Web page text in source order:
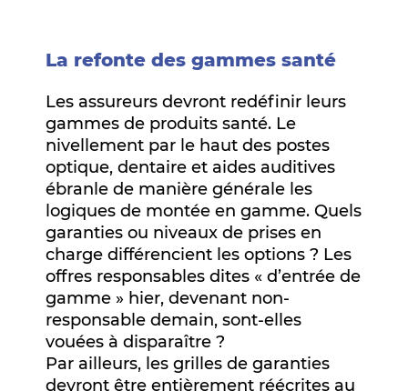
La refonte des gammes santé
Les assureurs devront redéfinir leurs
gammes de produits santé. Le
nivellement par le haut des postes
optique, dentaire et aides auditives
ébranle de manière générale les
logiques de montée en gamme. Quels
garanties ou niveaux de prises en
charge différencient les options ? Les
offres responsables dites « d’entrée de
gamme » hier, devenant non-
responsable demain, sont-elles
vouées à disparaître ?
Par ailleurs, les grilles de garanties
devront être entièrement réécrites au